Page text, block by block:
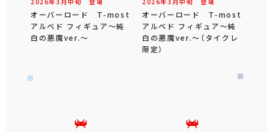
オーバーロード T-most
アルベド フィギュア～純
白の悪魔ver.～
オーバーロード T-most
アルベド フィギュア～純
白の悪魔ver.～（タイクレ
限定）